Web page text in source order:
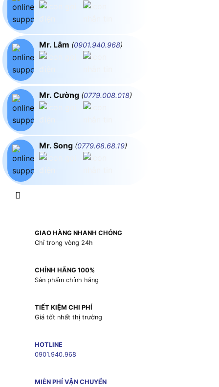
Mr. Lâm (0901.940.968)
Mr. Cường (0779.008.018)
Mr. Song (0779.68.68.19)
GIAO HÀNG NHANH CHÓNG
Chỉ trong vòng 24h
CHÍNH HÃNG 100%
Sản phẩm chính hãng
TIẾT KIỆM CHI PHÍ
Giá tốt nhất thị trường
HOTLINE
0901.940.968
MIỄN PHÍ VẬN CHUYỂN